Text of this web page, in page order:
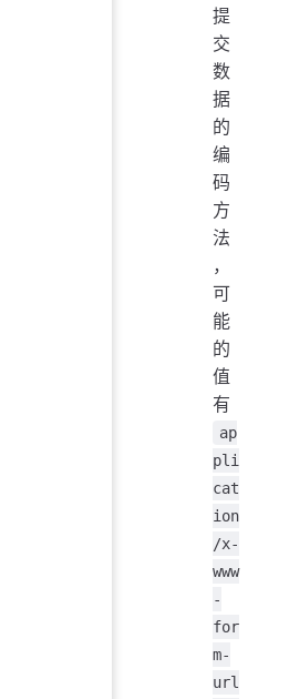
提
交
数
据
的
编
码
方
法
，
可
能
的
值
有
ap
pli
cat
ion
/x-
www
-
for
m-
url